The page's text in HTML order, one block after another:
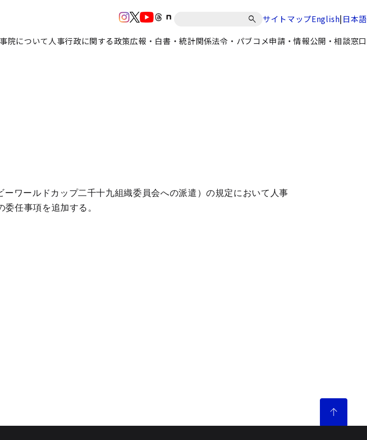
サイトマップEnglish|日本語
院について 人事行政に関する政策広報・白書・統計関係法令・パブコメ申請・情報公開・相談窓口
ワールドカップ二千十九組織委員会への派遣）の規定において人事
任事項を追加する。